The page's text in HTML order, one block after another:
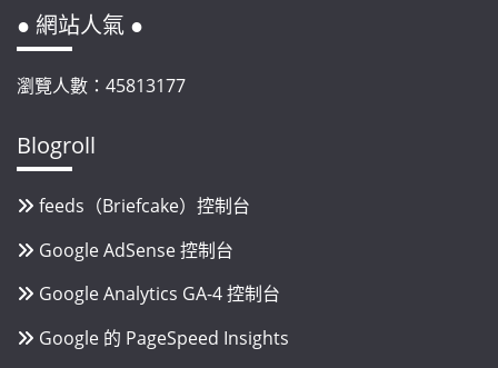
● 網站人氣 ●
瀏覽人數：45813177
Blogroll
feeds（Briefcake）控制台
Google AdSense 控制台
Google Analytics GA-4 控制台
Google 的 PageSpeed Insights